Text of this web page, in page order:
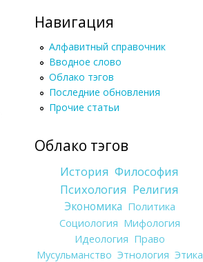
Навигация
Алфавитный справочник
Вводное слово
Облако тэгов
Последние обновления
Прочие статьи
Облако тэгов
История Философия
Психология Религия
Экономика Политика
Социология Мифология
Идеология Право
Мусульманство Этнология Этика